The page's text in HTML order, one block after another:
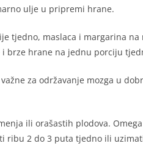
ulje u pripremi hrane.
tjedno, maslaca i margarina na
brze hrane na jednu porciju
za održavanje mozga u
ili orašastih plodova.
2 do 3 puta tjedno ili